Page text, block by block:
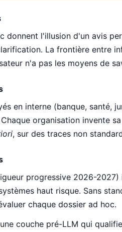
donnent l'illusion d'un avis
La frontière entre
n'a pas les moyens de
en interne (banque, santé,
organisation invente
, sur des traces non
progressive 2026-
haut risque. Sans
chaque dossier ad hoc.
couche pré-LLM qui